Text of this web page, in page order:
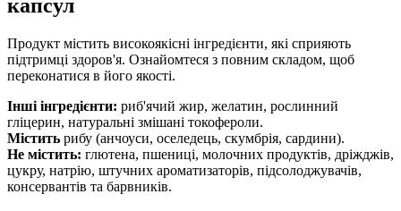
капсул
Продукт містить високоякісні інгредієнти, які сприяють
підтримці здоров'я. Ознайомтеся з повним складом, щоб
переконатися в його якості.
Інші інгредієнти: риб'ячий жир, желатин, рослинний
гліцерин, натуральні змішані токофероли.
Містить рибу (анчоуси, оселедець, скумбрія, сардини).
Не містить: глютена, пшениці, молочних продуктів, дріжджів,
цукру, натрію, штучних ароматизаторів, підсолоджувачів,
консервантів та барвників.